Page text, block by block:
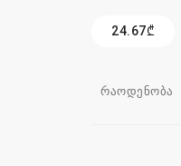
24.67₾
რაოდენობა